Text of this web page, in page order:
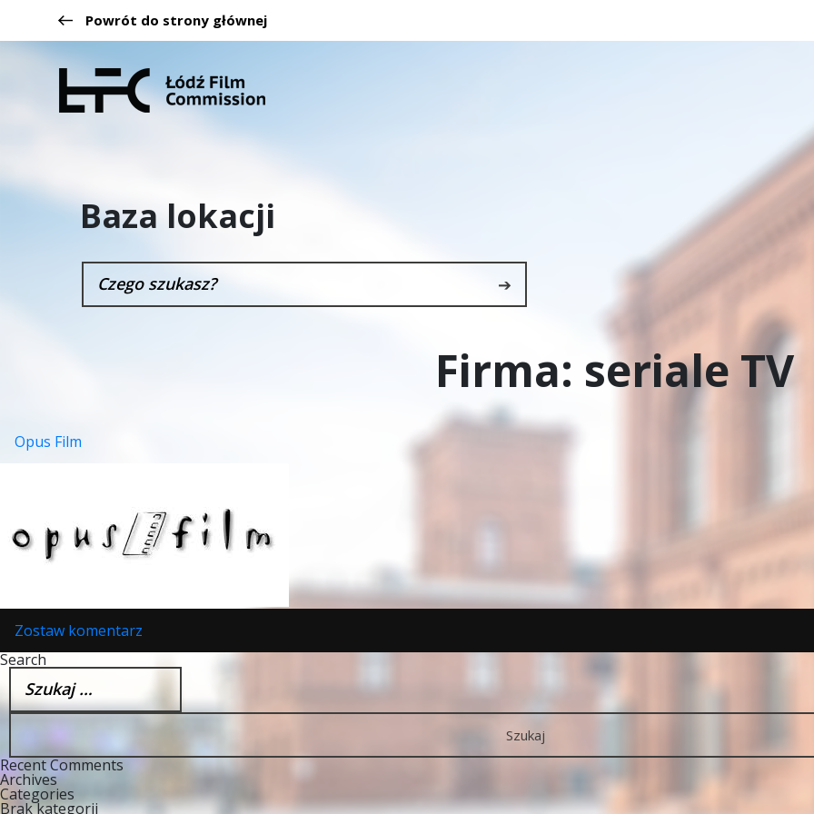
Powrót do strony głównej
Baza lokacji
➔
Firma: seriale TV
Opus Film
Zostaw komentarz
Film
Search
Szukaj:
Recent Comments
Archives
Categories
Brak kategorii